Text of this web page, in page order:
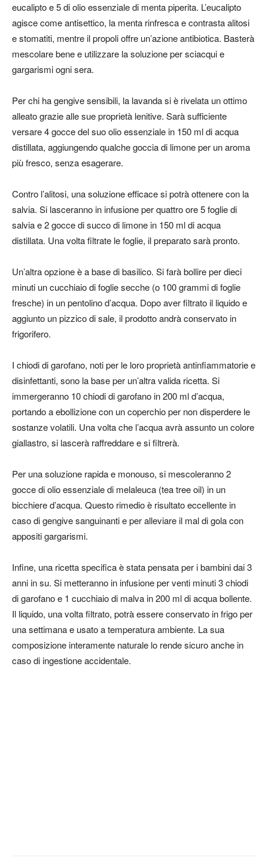
eucalipto e 5 di olio essenziale di menta piperita. L’eucalipto
agisce come antisettico, la menta rinfresca e contrasta alitosi
e stomatiti, mentre il propoli offre un’azione antibiotica. Basterà
mescolare bene e utilizzare la soluzione per sciacqui e
gargarismi ogni sera.
Per chi ha gengive sensibili, la lavanda si è rivelata un ottimo
alleato grazie alle sue proprietà lenitive. Sarà sufficiente
versare 4 gocce del suo olio essenziale in 150 ml di acqua
distillata, aggiungendo qualche goccia di limone per un aroma
più fresco, senza esagerare.
Contro l’alitosi, una soluzione efficace si potrà ottenere con la
salvia. Si lasceranno in infusione per quattro ore 5 foglie di
salvia e 2 gocce di succo di limone in 150 ml di acqua
distillata. Una volta filtrate le foglie, il preparato sarà pronto.
Un’altra opzione è a base di basilico. Si farà bollire per dieci
minuti un cucchiaio di foglie secche (o 100 grammi di foglie
fresche) in un pentolino d’acqua. Dopo aver filtrato il liquido e
aggiunto un pizzico di sale, il prodotto andrà conservato in
frigorifero.
I chiodi di garofano, noti per le loro proprietà antinfiammatorie e
disinfettanti, sono la base per un’altra valida ricetta. Si
immergeranno 10 chiodi di garofano in 200 ml d’acqua,
portando a ebollizione con un coperchio per non disperdere le
sostanze volatili. Una volta che l’acqua avrà assunto un colore
giallastro, si lascerà raffreddare e si filtrerà.
Per una soluzione rapida e monouso, si mescoleranno 2
gocce di olio essenziale di melaleuca (tea tree oil) in un
bicchiere d’acqua. Questo rimedio è risultato eccellente in
caso di gengive sanguinanti e per alleviare il mal di gola con
appositi gargarismi.
Infine, una ricetta specifica è stata pensata per i bambini dai 3
anni in su. Si metteranno in infusione per venti minuti 3 chiodi
di garofano e 1 cucchiaio di malva in 200 ml di acqua bollente.
Il liquido, una volta filtrato, potrà essere conservato in frigo per
una settimana e usato a temperatura ambiente. La sua
composizione interamente naturale lo rende sicuro anche in
caso di ingestione accidentale.